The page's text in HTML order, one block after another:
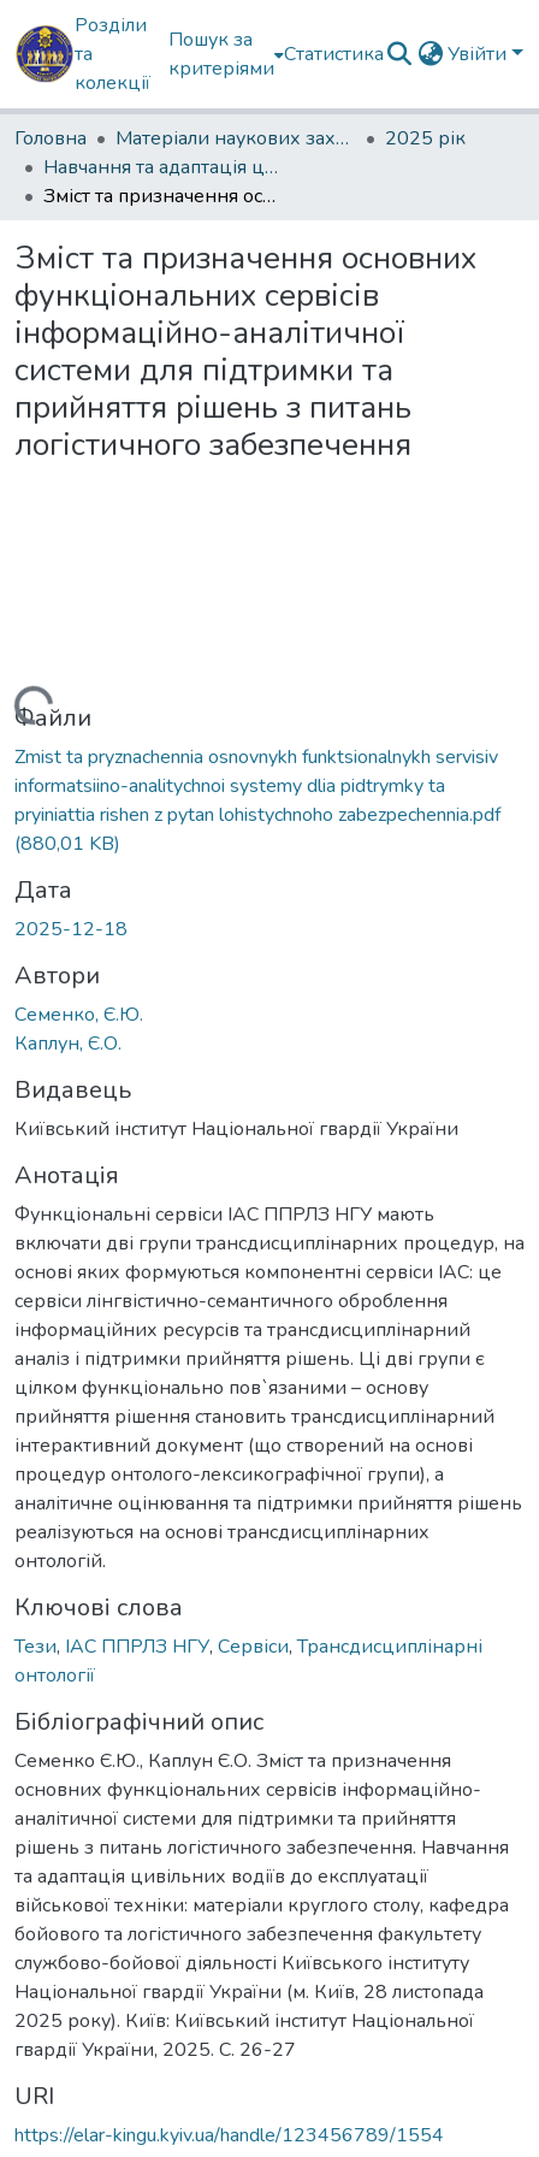
Розділи
та
колекції
Пошук за
критеріями
Статистика Увійти
Головна Матеріали наукових заходів
2025 рік
Навчання та адаптація цивільних водіїв до експлуатації військової техніки
Зміст та призначення основних функціональних сервісів інформаційно-аналітичної системи для підтримки та прийняття рішень з питань логістичного забезпечення
Зміст та призначення основних
функціональних сервісів
інформаційно-аналітичної
системи для підтримки та
прийняття рішень з питань
логістичного забезпечення
Файли
Zmist ta pryznachennia osnovnykh funktsionalnykh servisiv
informatsiino-analitychnoi systemy dlia pidtrymky ta
pryiniattia rishen z pytan lohistychnoho zabezpechennia.pdf
(880,01 KB)
Дата
2025-12-18
Автори
Семенко, Є.Ю.
Каплун, Є.О.
Видавець
Київський інститут Національної гвардії України
Анотація
Функціональні сервіси ІАС ППРЛЗ НГУ мають
включати дві групи трансдисциплінарних процедур, на
основі яких формуються компонентні сервіси ІАС: це
сервіси лінгвістично-семантичного оброблення
інформаційних ресурсів та трансдисциплінарний
аналіз і підтримки прийняття рішень. Ці дві групи є
цілком функціонально пов`язаними – основу
прийняття рішення становить трансдисциплінарний
інтерактивний документ (що створений на основі
процедур онтолого-лексикографічної групи), а
аналітичне оцінювання та підтримки прийняття рішень
реалізуються на основі трансдисциплінарних
онтологій.
Ключові слова
Тези, ІАС ППРЛЗ НГУ, Сервіси,Трансдисциплінарні
онтології
Бібліографічний опис
Семенко Є.Ю., Каплун Є.О. Зміст та призначення
основних функціональних сервісів інформаційно-
аналітичної системи для підтримки та прийняття
рішень з питань логістичного забезпечення. Навчання
та адаптація цивільних водіїв до експлуатації
військової техніки: матеріали круглого столу, кафедра
бойового та логістичного забезпечення факультету
службово-бойової діяльності Київського інституту
Національної гвардії України (м. Київ, 28 листопада
2025 року). Київ: Київський інститут Національної
гвардії України, 2025. C. 26-27
URI
https://elar-kingu.kyiv.ua/handle/123456789/1554